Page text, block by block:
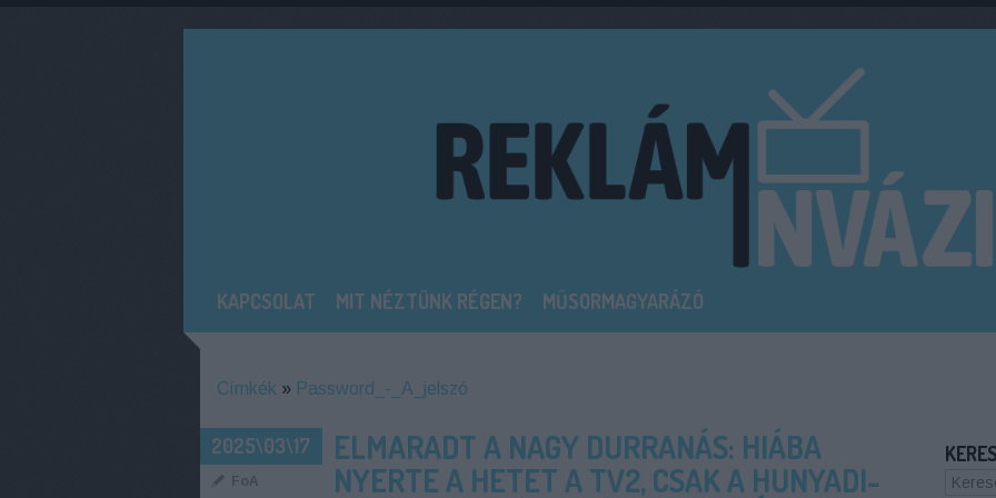
KAPCSOLAT MIT NÉZTÜNK RÉGEN? MŰSORMAGYARÁZÓ
Címkék » Password_-_A_jelszó
2025\03\17
FoA
ELMARADT A NAGY DURRANÁS: HIÁBA
NYERTE A HETET A TV2, CSAK A HUNYADI-